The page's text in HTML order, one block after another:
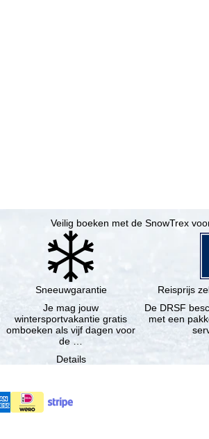
Veilig boeken met de SnowTrex
Sneeuwgarantie
Je mag jouw
wintersportvakantie gratis
omboeken als vijf dagen voor
de …
Details
Reisprijs
De DRSF
met een pakketreis of gekoppelde